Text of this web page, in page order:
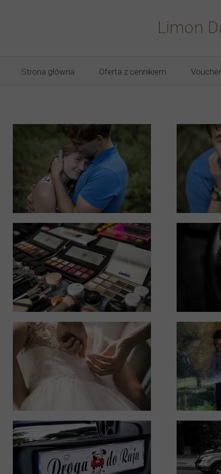
Limon
Strona główna Oferta z cennikiem
sesje ciążowe
sesje dziecięce
sesje roczkowe
sesje rodzinne
sesje świąteczne
sesje okolicznościowe
sesje kobiece
sesje biznesowe
sesje par
fotografia ślubna